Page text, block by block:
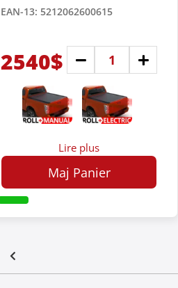
Assistance par Ressort pour
EAN-13: 5212062600615
2540$
Lire plus
Maj Panier